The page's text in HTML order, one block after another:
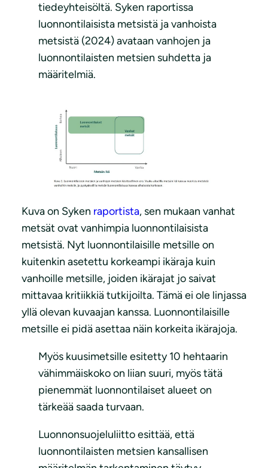
tiedeyhteisöltä. Syken raportissa
luonnontilaisista metsistä ja vanhoista
metsistä (2024) avataan vanhojen ja
luonnontilaisten metsien suhdetta ja
määritelmiä.
Kuva on Syken raportista, sen mukaan vanhat
metsät ovat vanhimpia luonnontilaisista
metsistä. Nyt luonnontilaisille metsille on
kuitenkin asetettu korkeampi ikäraja kuin
vanhoille metsille, joiden ikärajat jo saivat
mittavaa kritiikkiä tutkijoilta. Tämä ei ole linjassa
yllä olevan kuvaajan kanssa. Luonnontilaisille
metsille ei pidä asettaa näin korkeita ikärajoja.
Myös kuusimetsille esitetty 10 hehtaarin
vähimmäiskoko on liian suuri, myös tätä
pienemmät luonnontilaiset alueet on
tärkeää saada turvaan.
Luonnonsuojeluliitto esittää, että
luonnontilaisten metsien kansallisen